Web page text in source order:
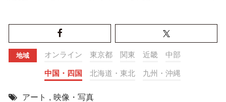
地域 オンライン 東京都 関東 近畿 中部
中国・四国 北海道・東北 九州・沖縄
アート , 映像・写真